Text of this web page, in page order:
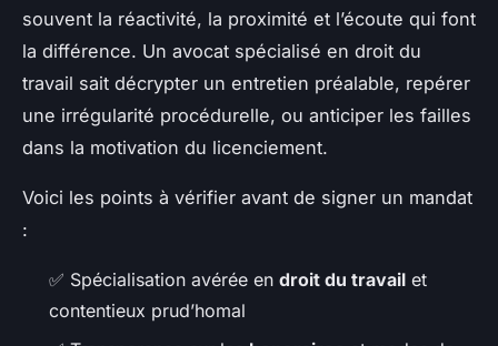
souvent la réactivité, la proximité et l’écoute qui font
la différence. Un avocat spécialisé en droit du
travail sait décrypter un entretien préalable, repérer
une irrégularité procédurelle, ou anticiper les failles
dans la motivation du licenciement.
Voici les points à vérifier avant de signer un mandat
:
✅ Spécialisation avérée en droit du travail et
contentieux prud’homal